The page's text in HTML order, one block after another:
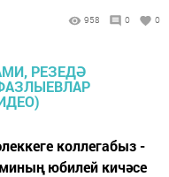
958 0 0
коллегабыз -
юбилей кичәсе